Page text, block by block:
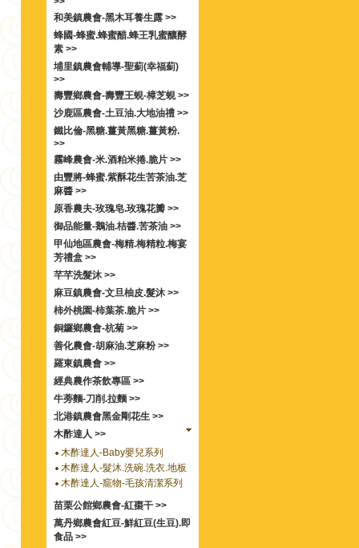
和美鎮農會-黑木耳養生露 >>
蜂國-蜂蜜.蜂蜜醋.蜂王乳蜜釀酵
素 >>
埔里鎮農會輔導-聖薊(幸福薊)
>>
壽豐鄉農會-壽豐王蜆-樟芝蜆 >>
沙鹿區農會-土豆油.大地油禮 >>
鐵比倫-黑糖.薑黃黑糖.薑黃粉.
>>
霧峰農會-米.酒粕米捲.脆片 >>
由豐將-蜂蜜.紫酥花生苦茶油.芝
麻醬 >>
原香農夫-玫瑰皂.玫瑰花瓣 >>
御品能量-鵝油.桔醬.苦茶油 >>
甲仙地區農會-梅精.梅精粒.梅宴
芳禮盒 >>
芊芊洗髮沐 >>
麻豆鎮農會-文旦柚皮.髮沐 >>
柿外桃園-柿葉茶.脆片 >>
銅鑼鄉農會-杭菊 >>
善化農會-胡麻油.芝麻粉 >>
羅東鎮農會 >>
經典農作茶飲專區 >>
牛蒡麵-刀削.拉麵 >>
北港鎮農會黑金剛花生 >>
木酢達人 >>
木酢達人-Baby嬰兒系列
木酢達人-髮沐.洗碗.洗衣.地板
木酢達人-竉物-毛孩清潔系列
苗栗公館鄉農會-紅棗干 >>
萬丹鄉農會紅豆-鮮紅豆(生豆).即
食品 >>